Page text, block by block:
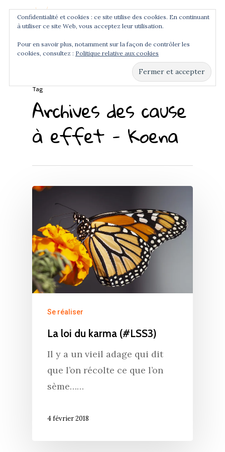
Hit enter to search or ESC to close
Tag
Archives des cause
à effet - Koena
Se réaliser
La loi du karma (#LSS3)
Il y a un vieil adage qui dit
que l’on récolte ce que l’on
sème……
4 février 2018
Confidentialité et cookies : ce site utilise des cookies. En continuant
à utiliser ce site Web, vous acceptez leur utilisation.
Pour en savoir plus, notamment sur la façon de contrôler les
cookies, consultez : Politique relative aux cookies